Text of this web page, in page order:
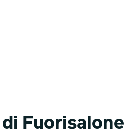
Fuorisalone